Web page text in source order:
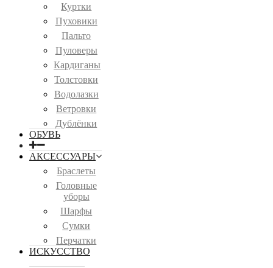
Куртки
Пуховики
Пальто
Пуловеры
Кардиганы
Толстовки
Водолазки
Ветровки
Дублёнки
ОБУВЬ
АКСЕССУАРЫ
Браслеты
Головные
уборы
Шарфы
Сумки
Перчатки
ИСКУССТВО